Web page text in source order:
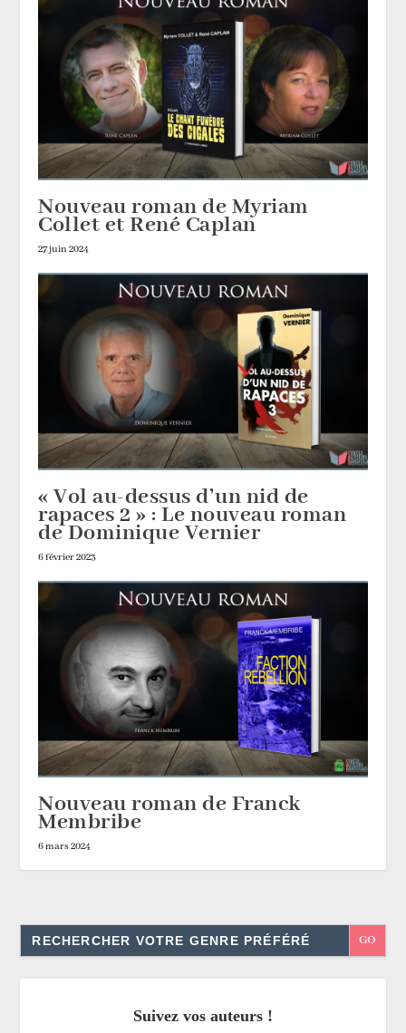
Nouveau roman de Myriam
Collet et René Caplan
27 juin 2024
« Vol au-dessus d’un nid de
rapaces 2 » : Le nouveau roman
de Dominique Vernier
6 février 2023
Nouveau roman de Franck
Membribe
6 mars 2024
Search
for:
Suivez vos auteurs !